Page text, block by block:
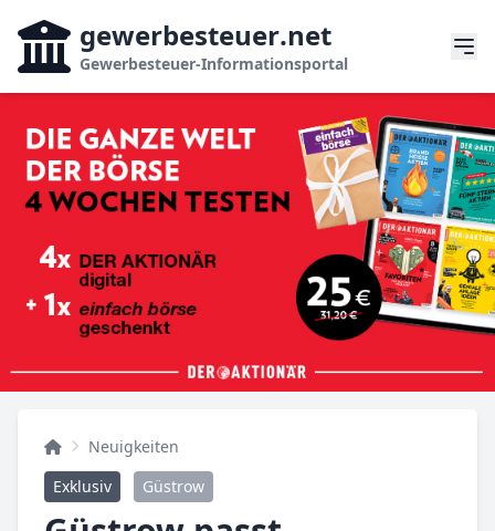
gewerbesteuer.net
Gewerbesteuer-Informationsportal
Neuigkeiten
Exklusiv
Güstrow